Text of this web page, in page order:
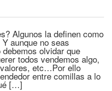
Algunos la definen como
aunque no seas
debemos olvidar que
todos vendemos algo,
etc…Por ello
entre comillas a lo
[…]